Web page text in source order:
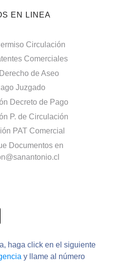
EN LINEA
Circulación
Comerciales
de Aseo
Juzgado
Decreto de Pago
P. de Circulación
PAT Comercial
Documentos en
haga click en el siguiente
y llame al número